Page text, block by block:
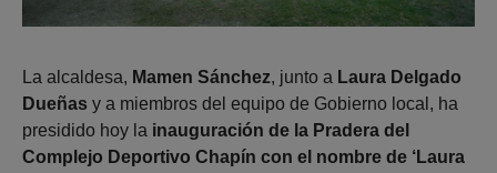
La alcaldesa, Mamen Sánchez, junto a Laura Delgado
Dueñas y a miembros del equipo de Gobierno local, ha
presidido hoy la inauguración de la Pradera del
Complejo Deportivo Chapín con el nombre de ‘Laura